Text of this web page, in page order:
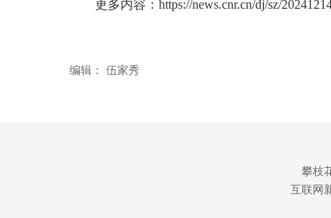
更多内容： https://news.cnr.cn/dj/sz/
编辑： 伍家秀
攀枝
互联网